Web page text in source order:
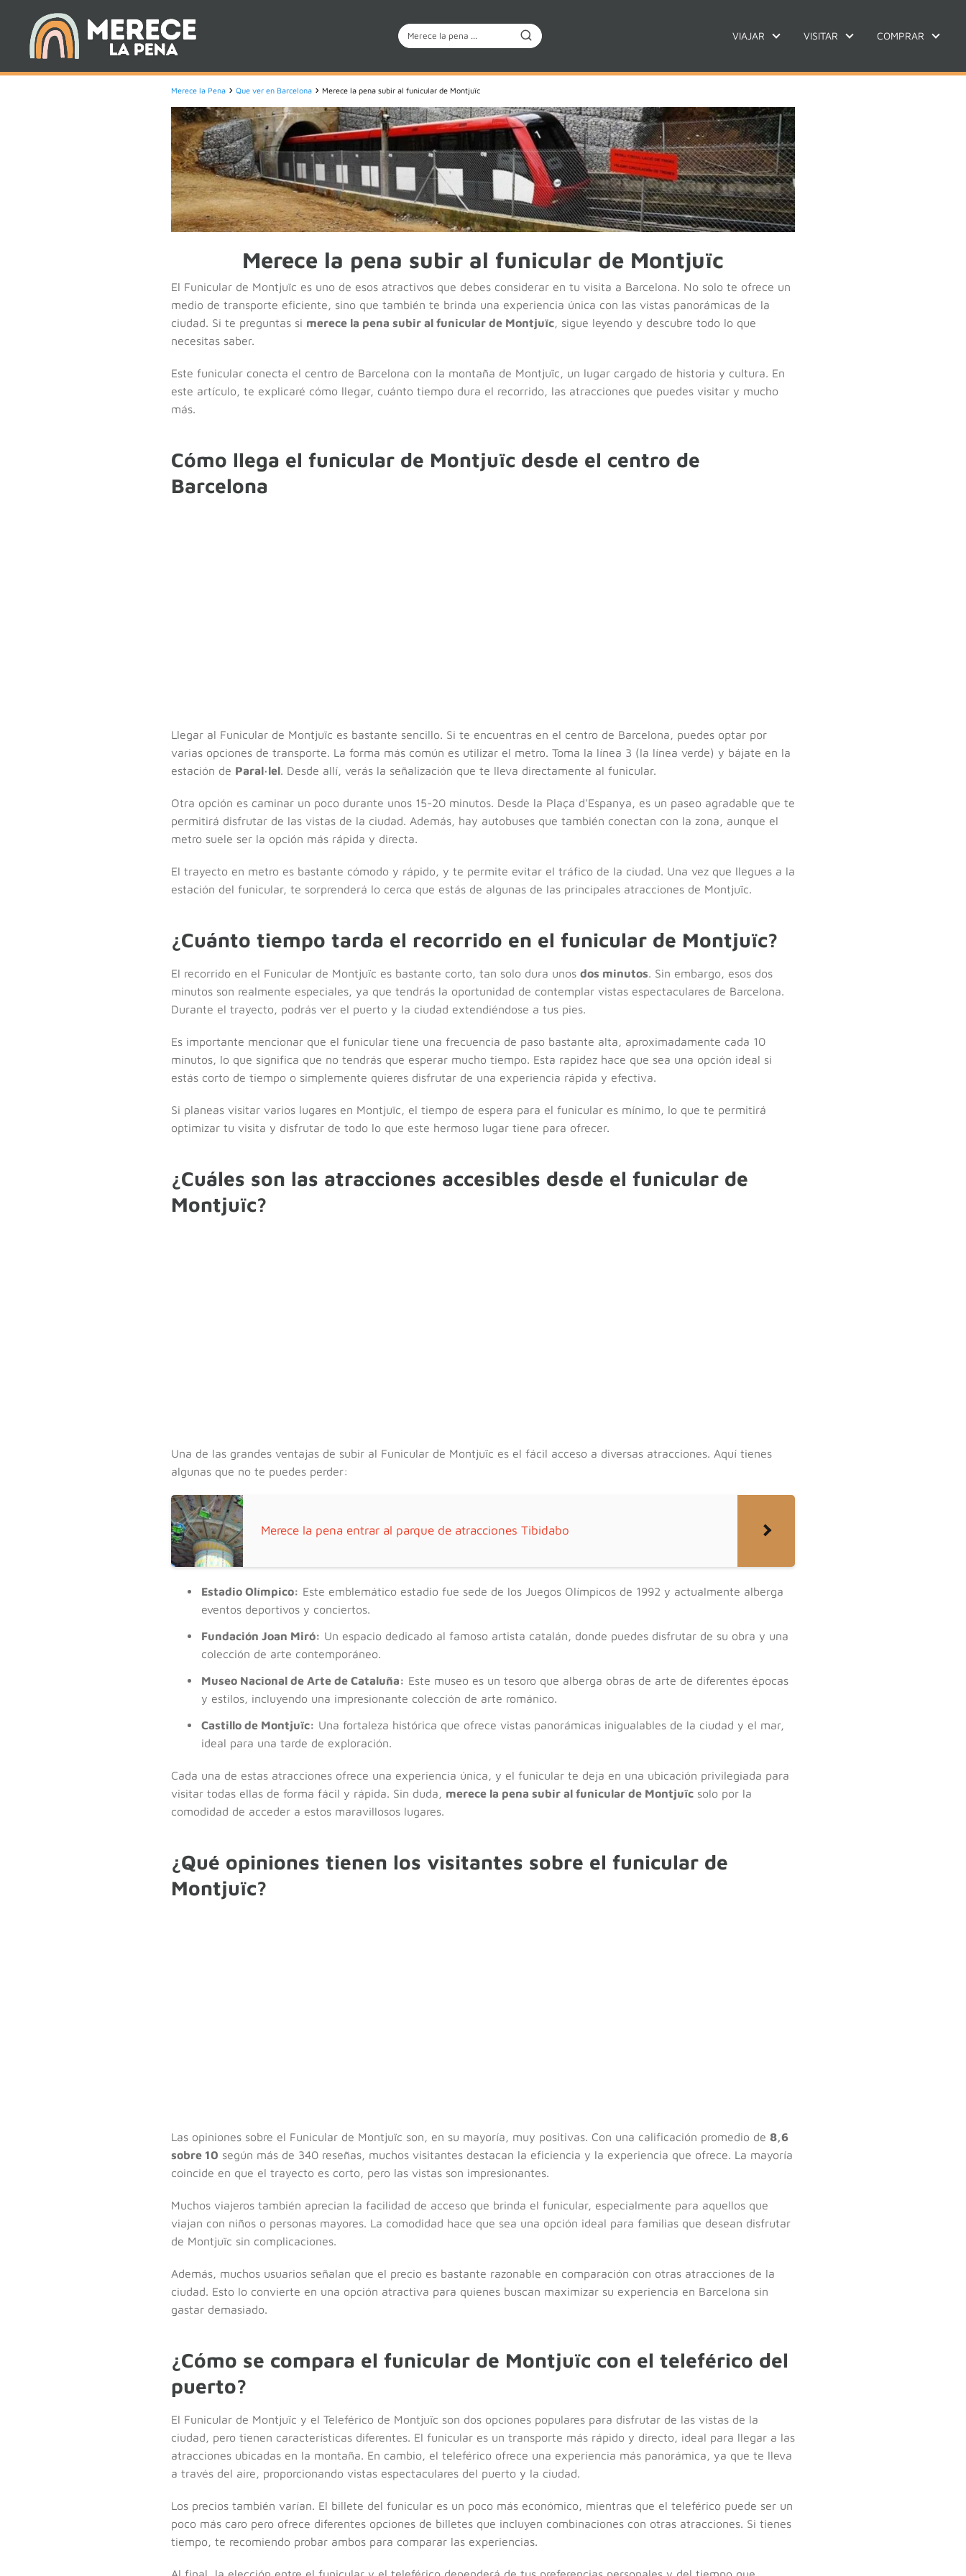
VIAJAR VISITAR COMPRAR
Merece la Pena Que ver en Barcelona Merece la pena subir al funicular de Montjuïc
Merece la pena subir al funicular de Montjuïc
El Funicular de Montjuïc es uno de esos atractivos que debes considerar en tu visita a Barcelona. No solo te ofrece un
medio de transporte eficiente, sino que también te brinda una experiencia única con las vistas panorámicas de la
ciudad. Si te preguntas si merece la pena subir al funicular de Montjuïc, sigue leyendo y descubre todo lo que
necesitas saber.
Este funicular conecta el centro de Barcelona con la montaña de Montjuïc, un lugar cargado de historia y cultura. En
este artículo, te explicaré cómo llegar, cuánto tiempo dura el recorrido, las atracciones que puedes visitar y mucho
más.
Cómo llega el funicular de Montjuïc desde el centro de
Barcelona
Llegar al Funicular de Montjuïc es bastante sencillo. Si te encuentras en el centro de Barcelona, puedes optar por
varias opciones de transporte. La forma más común es utilizar el metro. Toma la línea 3 (la línea verde) y bájate en la
estación de Paral·lel. Desde allí, verás la señalización que te lleva directamente al funicular.
Otra opción es caminar un poco durante unos 15-20 minutos. Desde la Plaça d'Espanya, es un paseo agradable que te
permitirá disfrutar de las vistas de la ciudad. Además, hay autobuses que también conectan con la zona, aunque el
metro suele ser la opción más rápida y directa.
El trayecto en metro es bastante cómodo y rápido, y te permite evitar el tráfico de la ciudad. Una vez que llegues a la
estación del funicular, te sorprenderá lo cerca que estás de algunas de las principales atracciones de Montjuïc.
¿Cuánto tiempo tarda el recorrido en el funicular de Montjuïc?
El recorrido en el Funicular de Montjuïc es bastante corto, tan solo dura unos dos minutos. Sin embargo, esos dos
minutos son realmente especiales, ya que tendrás la oportunidad de contemplar vistas espectaculares de Barcelona.
Durante el trayecto, podrás ver el puerto y la ciudad extendiéndose a tus pies.
Es importante mencionar que el funicular tiene una frecuencia de paso bastante alta, aproximadamente cada 10
minutos, lo que significa que no tendrás que esperar mucho tiempo. Esta rapidez hace que sea una opción ideal si
estás corto de tiempo o simplemente quieres disfrutar de una experiencia rápida y efectiva.
Si planeas visitar varios lugares en Montjuïc, el tiempo de espera para el funicular es mínimo, lo que te permitirá
optimizar tu visita y disfrutar de todo lo que este hermoso lugar tiene para ofrecer.
¿Cuáles son las atracciones accesibles desde el funicular de
Montjuïc?
Una de las grandes ventajas de subir al Funicular de Montjuïc es el fácil acceso a diversas atracciones. Aquí tienes
algunas que no te puedes perder:
Merece la pena entrar al parque de atracciones Tibidabo
Estadio Olímpico: Este emblemático estadio fue sede de los Juegos Olímpicos de 1992 y actualmente alberga
eventos deportivos y conciertos.
Fundación Joan Miró: Un espacio dedicado al famoso artista catalán, donde puedes disfrutar de su obra y una
colección de arte contemporáneo.
Museo Nacional de Arte de Cataluña: Este museo es un tesoro que alberga obras de arte de diferentes épocas
y estilos, incluyendo una impresionante colección de arte románico.
Castillo de Montjuïc: Una fortaleza histórica que ofrece vistas panorámicas inigualables de la ciudad y el mar,
ideal para una tarde de exploración.
Cada una de estas atracciones ofrece una experiencia única, y el funicular te deja en una ubicación privilegiada para
visitar todas ellas de forma fácil y rápida. Sin duda, merece la pena subir al funicular de Montjuïc solo por la
comodidad de acceder a estos maravillosos lugares.
¿Qué opiniones tienen los visitantes sobre el funicular de
Montjuïc?
Las opiniones sobre el Funicular de Montjuïc son, en su mayoría, muy positivas. Con una calificación promedio de 8,6
sobre 10 según más de 340 reseñas, muchos visitantes destacan la eficiencia y la experiencia que ofrece. La mayoría
coincide en que el trayecto es corto, pero las vistas son impresionantes.
Muchos viajeros también aprecian la facilidad de acceso que brinda el funicular, especialmente para aquellos que
viajan con niños o personas mayores. La comodidad hace que sea una opción ideal para familias que desean disfrutar
de Montjuïc sin complicaciones.
Además, muchos usuarios señalan que el precio es bastante razonable en comparación con otras atracciones de la
ciudad. Esto lo convierte en una opción atractiva para quienes buscan maximizar su experiencia en Barcelona sin
gastar demasiado.
¿Cómo se compara el funicular de Montjuïc con el teleférico del
puerto?
El Funicular de Montjuïc y el Teleférico de Montjuïc son dos opciones populares para disfrutar de las vistas de la
ciudad, pero tienen características diferentes. El funicular es un transporte más rápido y directo, ideal para llegar a las
atracciones ubicadas en la montaña. En cambio, el teleférico ofrece una experiencia más panorámica, ya que te lleva
a través del aire, proporcionando vistas espectaculares del puerto y la ciudad.
Los precios también varían. El billete del funicular es un poco más económico, mientras que el teleférico puede ser un
poco más caro pero ofrece diferentes opciones de billetes que incluyen combinaciones con otras atracciones. Si tienes
tiempo, te recomiendo probar ambos para comparar las experiencias.